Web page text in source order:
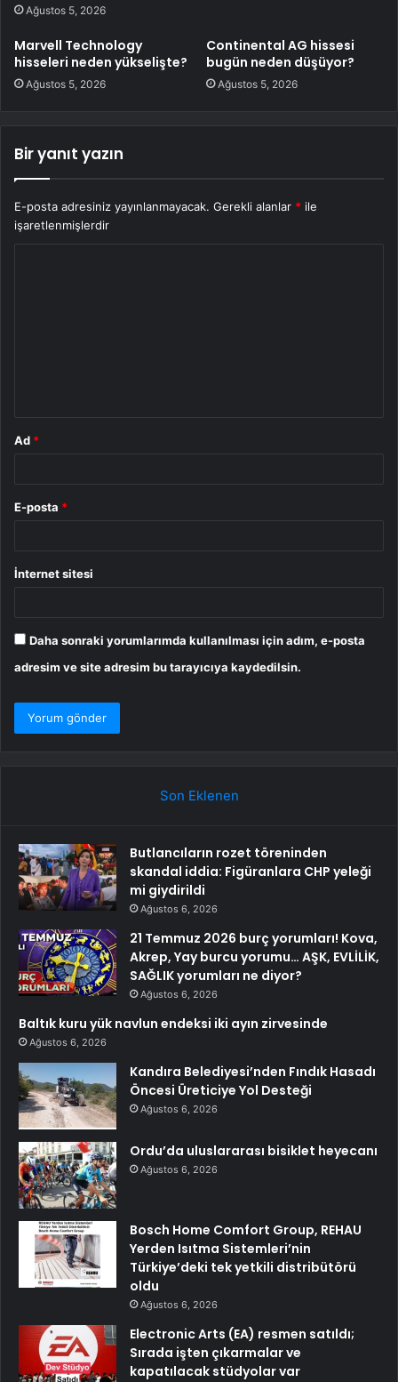
Ağustos 5, 2026
Marvell Technology
hisseleri neden yükselişte?
Ağustos 5, 2026
Continental AG hissesi
bugün neden düşüyor?
Ağustos 5, 2026
Bir yanıt yazın
E-posta adresiniz yayınlanmayacak. Gerekli alanlar * ile
işaretlenmişlerdir
Ad *
E-posta *
İnternet sitesi
Daha sonraki yorumlarımda kullanılması için adım, e-posta
adresim ve site adresim bu tarayıcıya kaydedilsin.
Son Eklenen
Butlancıların rozet töreninden
skandal iddia: Figüranlara CHP yeleği
mi giydirildi
Ağustos 6, 2026
21 Temmuz 2026 burç yorumları! Kova,
Akrep, Yay burcu yorumu… AŞK, EVLİLİK,
SAĞLIK yorumları ne diyor?
Ağustos 6, 2026
Baltık kuru yük navlun endeksi iki ayın zirvesinde
Ağustos 6, 2026
Kandıra Belediyesi’nden Fındık Hasadı
Öncesi Üreticiye Yol Desteği
Ağustos 6, 2026
Ordu’da uluslararası bisiklet heyecanı
Ağustos 6, 2026
Bosch Home Comfort Group, REHAU
Yerden Isıtma Sistemleri’nin
Türkiye’deki tek yetkili distribütörü
oldu
Ağustos 6, 2026
Electronic Arts (EA) resmen satıldı;
Sırada işten çıkarmalar ve
kapatılacak stüdyolar var